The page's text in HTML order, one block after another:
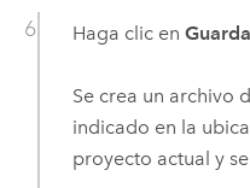
Haga clic en
Se crea un archivo
indicado en la
proyecto actual y